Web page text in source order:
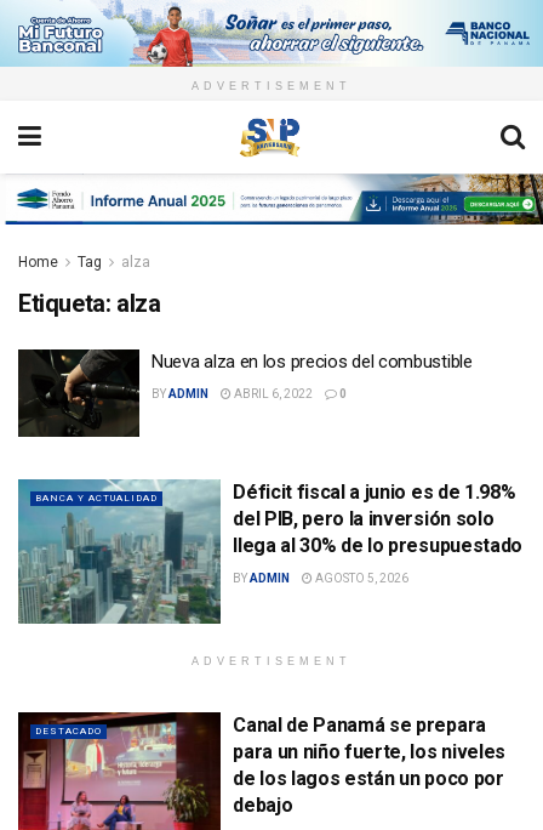
ADVERTISEMENT
Home Tag alza
Etiqueta: alza
Nueva alza en los precios del combustible
BYADMIN ABRIL 6, 2022 0
BANCA Y ACTUALIDAD
Déficit fiscal a junio es de 1.98%
del PIB, pero la inversión solo
llega al 30% de lo presupuestado
BYADMIN AGOSTO 5, 2026
ADVERTISEMENT
DESTACADO
Canal de Panamá se prepara
para un niño fuerte, los niveles
de los lagos están un poco por
debajo